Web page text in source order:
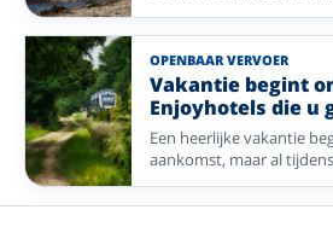
geniet u in een paar
vakantie bijzonder
de Waddeneilanden tot
en gezellige plaatsen in
verblijf is compleet
hoeft te genieten.
OPENBAAR VERVOER
Vakantie begint
Enjoyhotels die u
bereikt met het
Een heerlijke vakantie
aankomst, maar al
deze selectie
met het openbaar